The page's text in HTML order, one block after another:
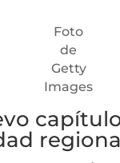
Foto
de
Getty
Images